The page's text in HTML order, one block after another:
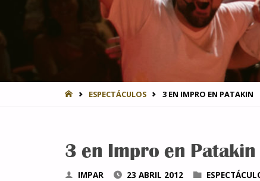
INICIOESPECTÁCULOS 3 EN IMPRO EN PATAKIN
3 en Impro en Patakin
IMPAR 23 ABRIL 2012